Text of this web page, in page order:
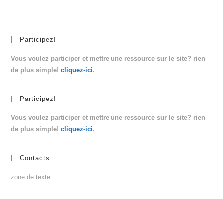
Participez!
Vous voulez participer et mettre une ressource sur le site? rien
de plus simple!cliquez-ici.
Participez!
Vous voulez participer et mettre une ressource sur le site? rien
de plus simple!cliquez-ici.
Contacts
zone de texte